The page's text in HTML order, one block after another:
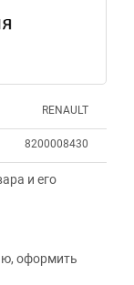
RENAULT
8200008430
и его
оформить